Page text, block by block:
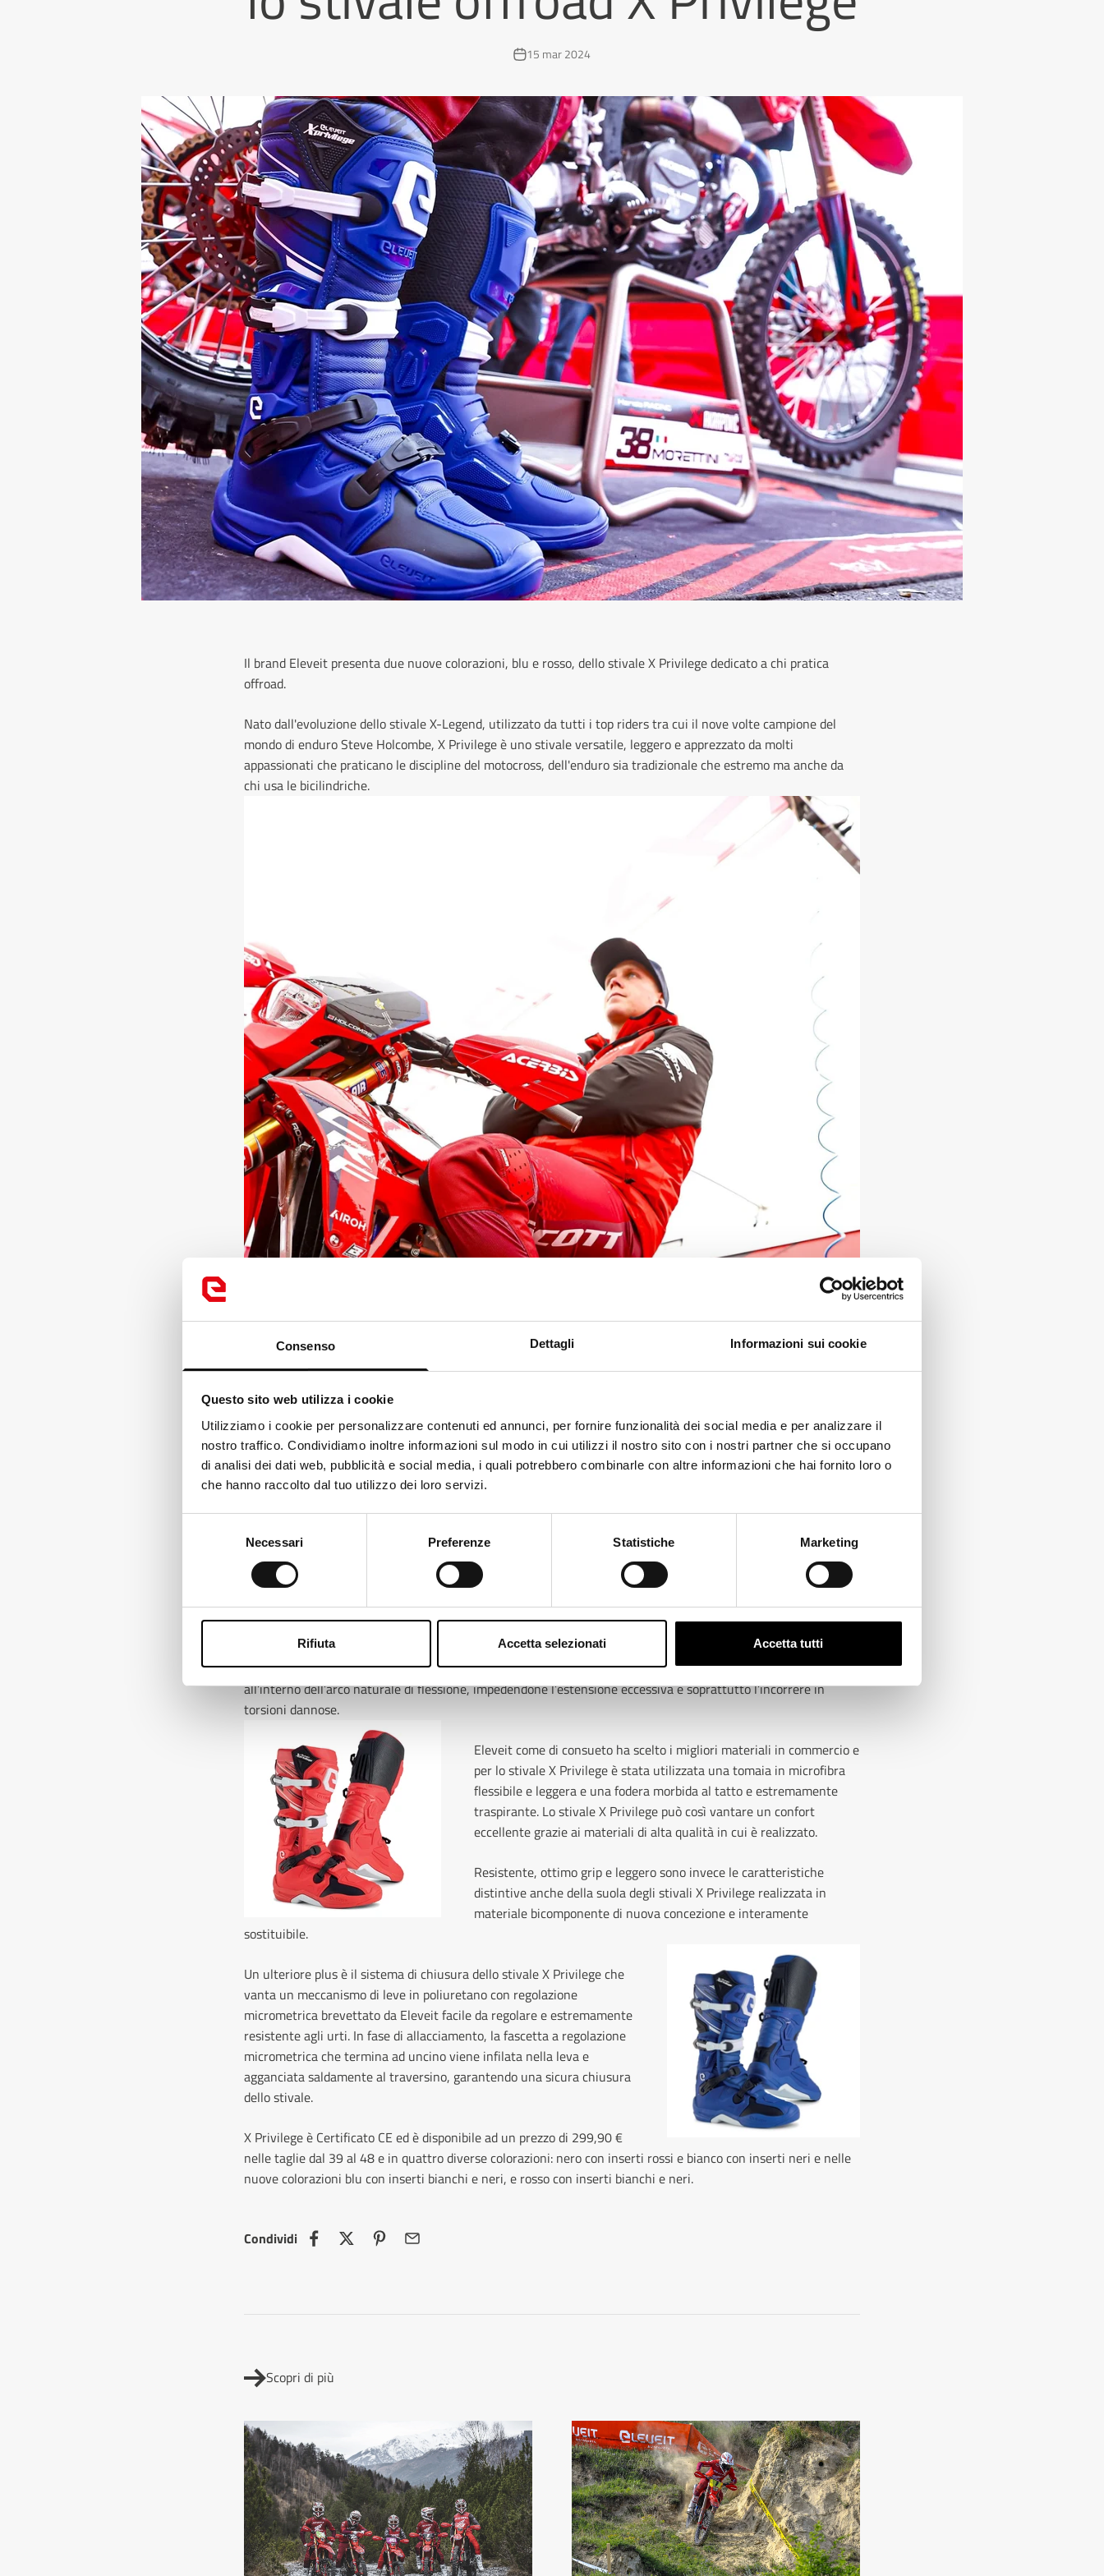
Consenso Dettagli Informazioni sui cookie
Questo sito web utilizza i cookie
Utilizziamo i cookie per personalizzare contenuti ed annunci, per fornire funzionalità dei social media e per analizzare il
nostro traffico. Condividiamo inoltre informazioni sul modo in cui utilizzi il nostro sito con i nostri partner che si occupano
di analisi dei dati web, pubblicità e social media, i quali potrebbero combinarle con altre informazioni che hai fornito loro o
che hanno raccolto dal tuo utilizzo dei loro servizi.
Necessari Preferenze Statistiche Marketing
Rifiuta Accetta selezionati Accetta tutti
15 mar 2024
Il brand Eleveit presenta due nuove colorazioni, blu e rosso, dello stivale X Privilege dedicato a chi pratica
offroad.
Nato dall'evoluzione dello stivale X-Legend, utilizzato da tutti i top riders tra cui il nove volte campione del
mondo di enduro Steve Holcombe, X Privilege è uno stivale versatile, leggero e apprezzato da molti
appassionati che praticano le discipline del motocross, dell'enduro sia tradizionale che estremo ma anche da
chi usa le bicilindriche.
Tra i plus dello stivale offroad X Privilege il sistema CLF (Controlled Lateral Flexion) che da anni è in dotazione
nello stivale X Legend, ideato e brevettato da Eleveit, consiste in un telaio in PU che guida il movimento
laterale della caviglia. Applicato esternamente, ai lati del gambale e all’altezza del malleolo, è dotato di uno
snodo centrale in grado di regolare l’inclinazione dell’arto. La placca superiore dello scheletro è saldata su
quella inferiore tramite una borchia metallica che si muove all’interno di un alloggiamento con due punti di
arresto programmati. Il movimento laterale dell’articolazione viene così controllato meccanicamente
all’interno dell’arco naturale di flessione, impedendone l’estensione eccessiva e soprattutto l’incorrere in
torsioni dannose.
Eleveit come di consueto ha scelto i migliori materiali in commercio e
per lo stivale X Privilege è stata utilizzata una tomaia in microfibra
flessibile e leggera e una fodera morbida al tatto e estremamente
traspirante. Lo stivale X Privilege può così vantare un confort
eccellente grazie ai materiali di alta qualità in cui è realizzato.
Resistente, ottimo grip e leggero sono invece le caratteristiche
distintive anche della suola degli stivali X Privilege realizzata in
materiale bicomponente di nuova concezione e interamente
sostituibile.
Un ulteriore plus è il sistema di chiusura dello stivale X Privilege che
vanta un meccanismo di leve in poliuretano con regolazione
micrometrica brevettato da Eleveit facile da regolare e estremamente
resistente agli urti. In fase di allacciamento, la fascetta a regolazione
micrometrica che termina ad uncino viene infilata nella leva e
agganciata saldamente al traversino, garantendo una sicura chiusura
dello stivale.
X Privilege è Certificato CE ed è disponibile ad un prezzo di 299,90 €
nelle taglie dal 39 al 48 e in quattro diverse colorazioni: nero con inserti rossi e bianco con inserti neri e nelle
nuove colorazioni blu con inserti bianchi e neri, e rosso con inserti bianchi e neri.
Condividi
Scopri di più